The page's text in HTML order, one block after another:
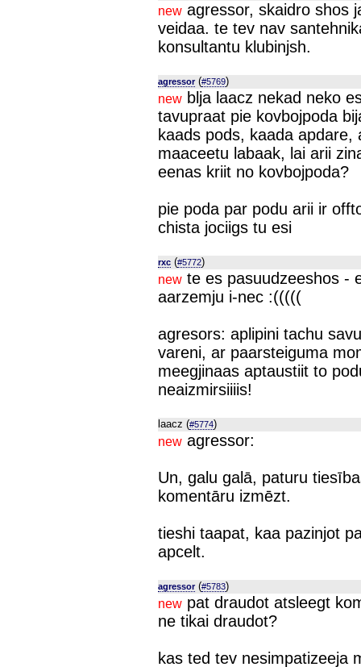
new agressor, skaidro shos
veidaa. te tev nav
konsultantu klubinjsh.
agressor(#5769)
new blja laacz nekad neko
tavupraat pie kovbojpoda
kaads pods, kaada
maaceetu labaak, lai arii
eenas kriit no kovbojpoda?
pie poda par podu arii ir
chista jociigs tu esi
rxc (#5772)
new te es pasuudzeeshos -
aarzemju i-nec :(((((
agresors: aplipini tachu
vareni, ar paarsteiguma
meegjinaas aptaustiit to
neaizmirsiiiis!
laacz (#5774)
new agressor:
Un, galu galā, paturu
komentāru izmēzt.
tieshi taapat, kaa pazinjot
apcelt.
agressor(#5783)
new pat draudot atsleegt
ne tikai draudot?
kas ted tev nesimpatizeeja